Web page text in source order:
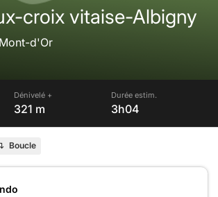
croix vitaise-Albigny
d'Or
Dénivelé +
321 m
Durée estim.
3h04
Boucle